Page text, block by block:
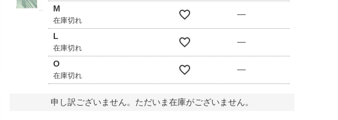
M
在庫切れ
—
L
在庫切れ
—
O
在庫切れ
—
申し訳ございません。ただいま在庫がございません。